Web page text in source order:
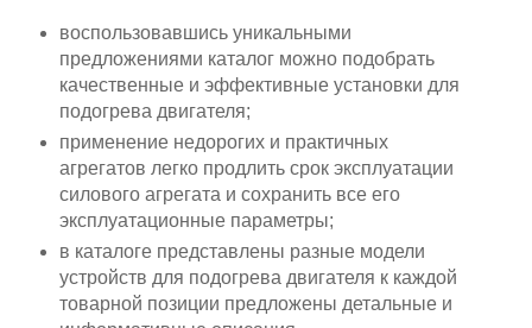
воспользовавшись уникальными
предложениями каталог можно подобрать
качественные и эффективные установки для
подогрева двигателя;
применение недорогих и практичных
агрегатов легко продлить срок эксплуатации
силового агрегата и сохранить все его
эксплуатационные параметры;
в каталоге представлены разные модели
устройств для подогрева двигателя к каждой
товарной позиции предложены детальные и